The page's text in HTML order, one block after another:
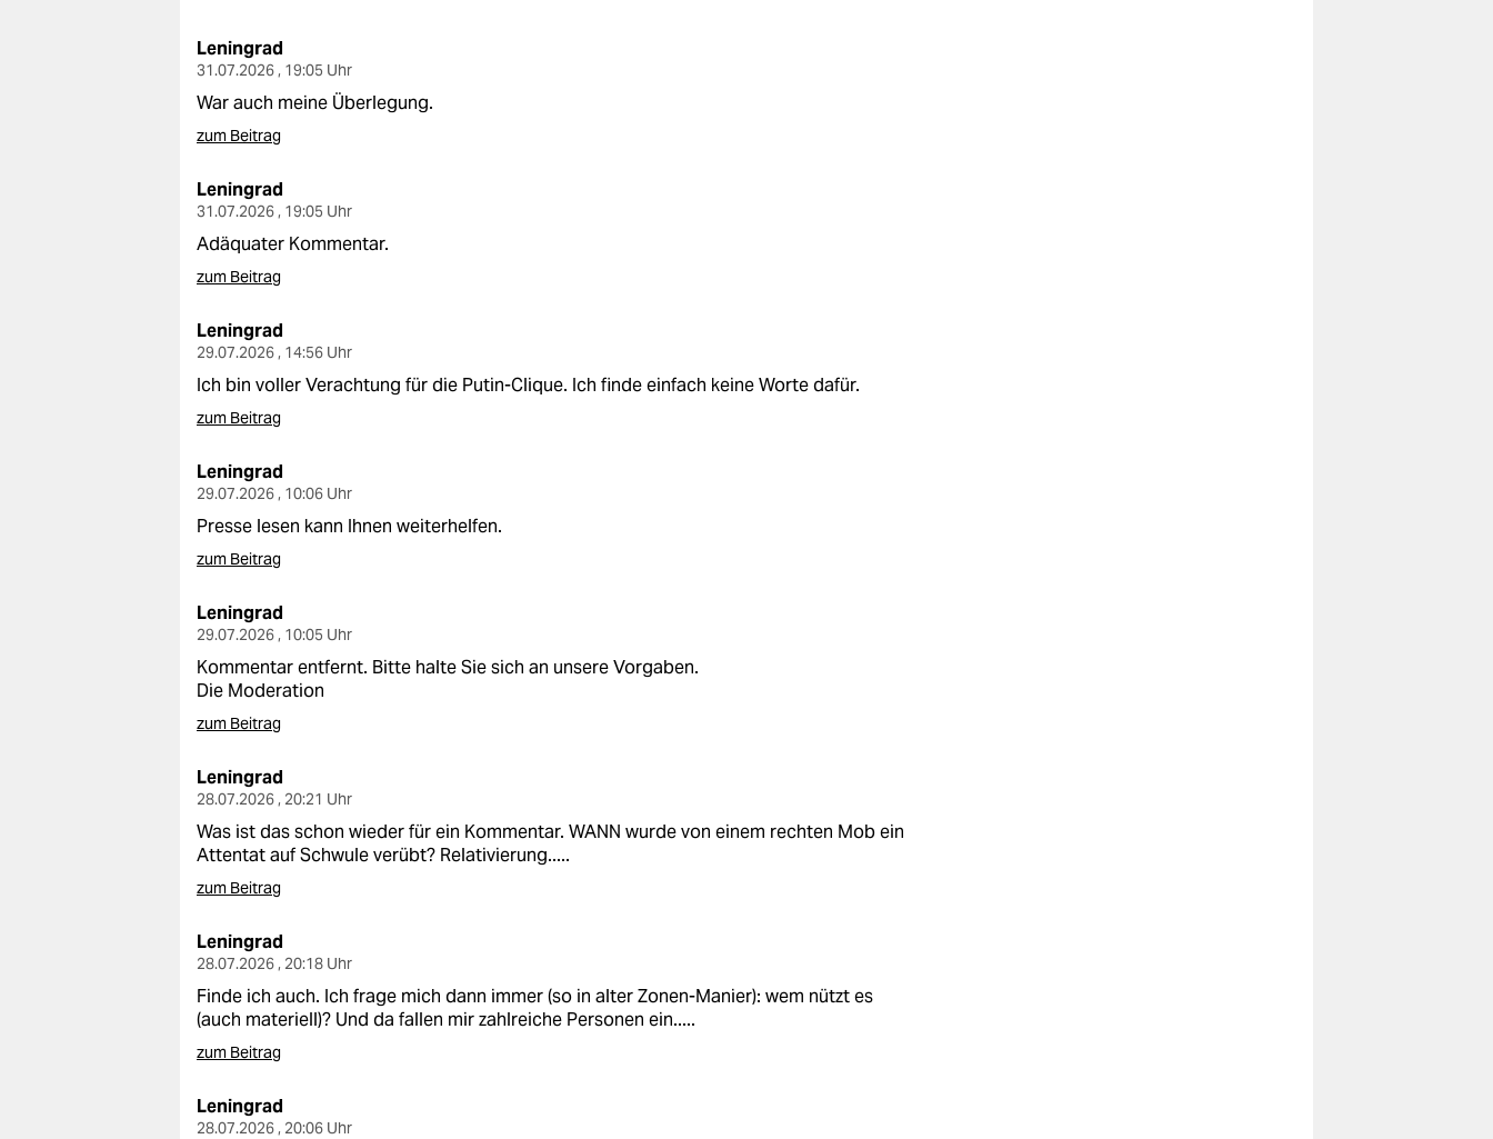
nord
wahrheit
verlag
verlag
veranstaltungen
shop
fragen & hilfe
unterstützen
abo
genossenschaft
epaper login
Leningrad
31.07.2026 , 19:05 Uhr
War auch meine Überlegung.
zum Beitrag
Leningrad
31.07.2026 , 19:05 Uhr
Adäquater Kommentar.
zum Beitrag
Leningrad
29.07.2026 , 14:56 Uhr
Ich bin voller Verachtung für die Putin-Clique. Ich finde einfach keine Worte dafür.
zum Beitrag
Leningrad
29.07.2026 , 10:06 Uhr
Presse lesen kann Ihnen weiterhelfen.
zum Beitrag
Leningrad
29.07.2026 , 10:05 Uhr
Kommentar entfernt. Bitte halte Sie sich an unsere Vorgaben.
Die Moderation
zum Beitrag
Leningrad
28.07.2026 , 20:21 Uhr
Was ist das schon wieder für ein Kommentar. WANN wurde von einem rechten Mob ein
Attentat auf Schwule verübt? Relativierung.....
zum Beitrag
Leningrad
28.07.2026 , 20:18 Uhr
Finde ich auch. Ich frage mich dann immer (so in alter Zonen-Manier): wem nützt es
(auch materiell)? Und da fallen mir zahlreiche Personen ein.....
zum Beitrag
Leningrad
28.07.2026 , 20:06 Uhr